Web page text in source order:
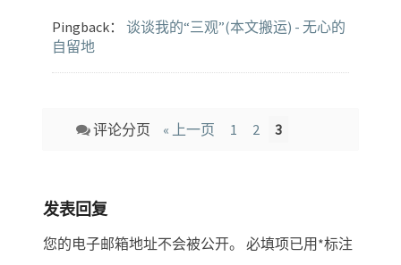
Pingback： 谈谈我的“三观”(本文搬运) - 无心的
自留地
Comment
navigation
评论分页 « 上一页 1 2 3
发表回复
您的电子邮箱地址不会被公开。 必填项已用 *标注